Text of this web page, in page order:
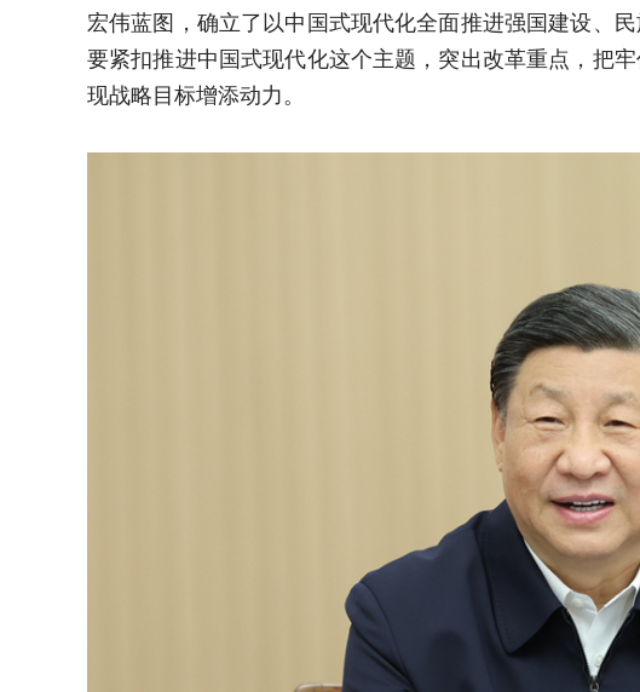
宏伟蓝图，确立了以中国式现代化全面推进强国建设、
要紧扣推进中国式现代化这个主题，突出改革重点，把
现战略目标增添动力。